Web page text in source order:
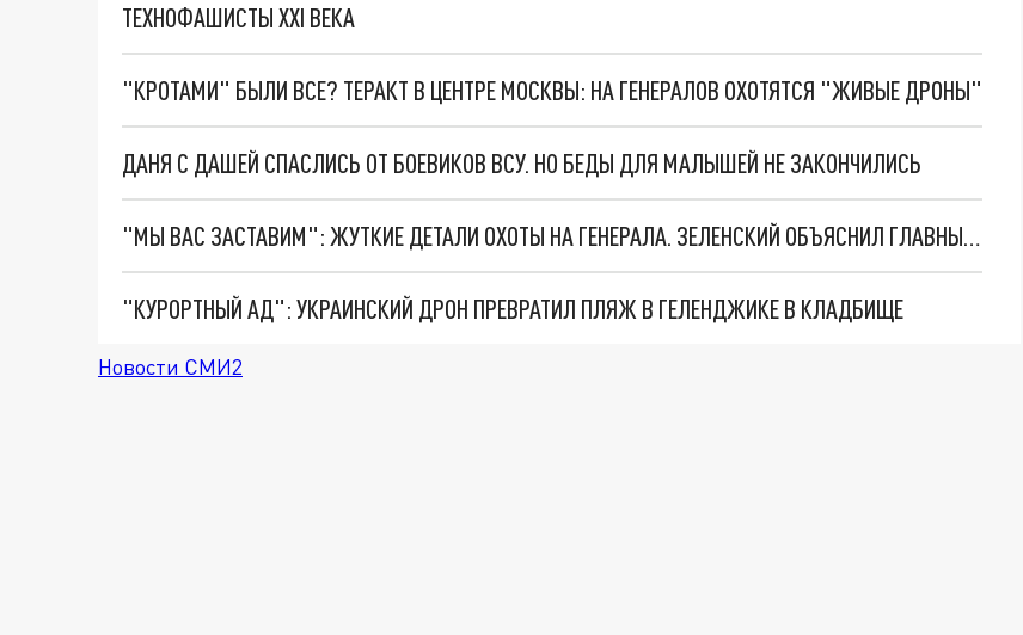
ТЕХНОФАШИСТЫ XXI ВЕКА
"КРОТАМИ" БЫЛИ ВСЕ? ТЕРАКТ В ЦЕНТРЕ МОСКВЫ: НА ГЕНЕРАЛОВ ОХОТЯТСЯ "ЖИВЫЕ ДРОНЫ"
ДАНЯ С ДАШЕЙ СПАСЛИСЬ ОТ БОЕВИКОВ ВСУ. НО БЕДЫ ДЛЯ МАЛЫШЕЙ НЕ ЗАКОНЧИЛИСЬ
"МЫ ВАС ЗАСТАВИМ": ЖУТКИЕ ДЕТАЛИ ОХОТЫ НА ГЕНЕРАЛА. ЗЕЛЕНСКИЙ ОБЪЯСНИЛ ГЛАВНЫЙ СМЫСЛ ТЕРАКТА В ЦЕНТРЕ МОСКВЫ
"КУРОРТНЫЙ АД": УКРАИНСКИЙ ДРОН ПРЕВРАТИЛ ПЛЯЖ В ГЕЛЕНДЖИКЕ В КЛАДБИЩЕ
Новости СМИ2